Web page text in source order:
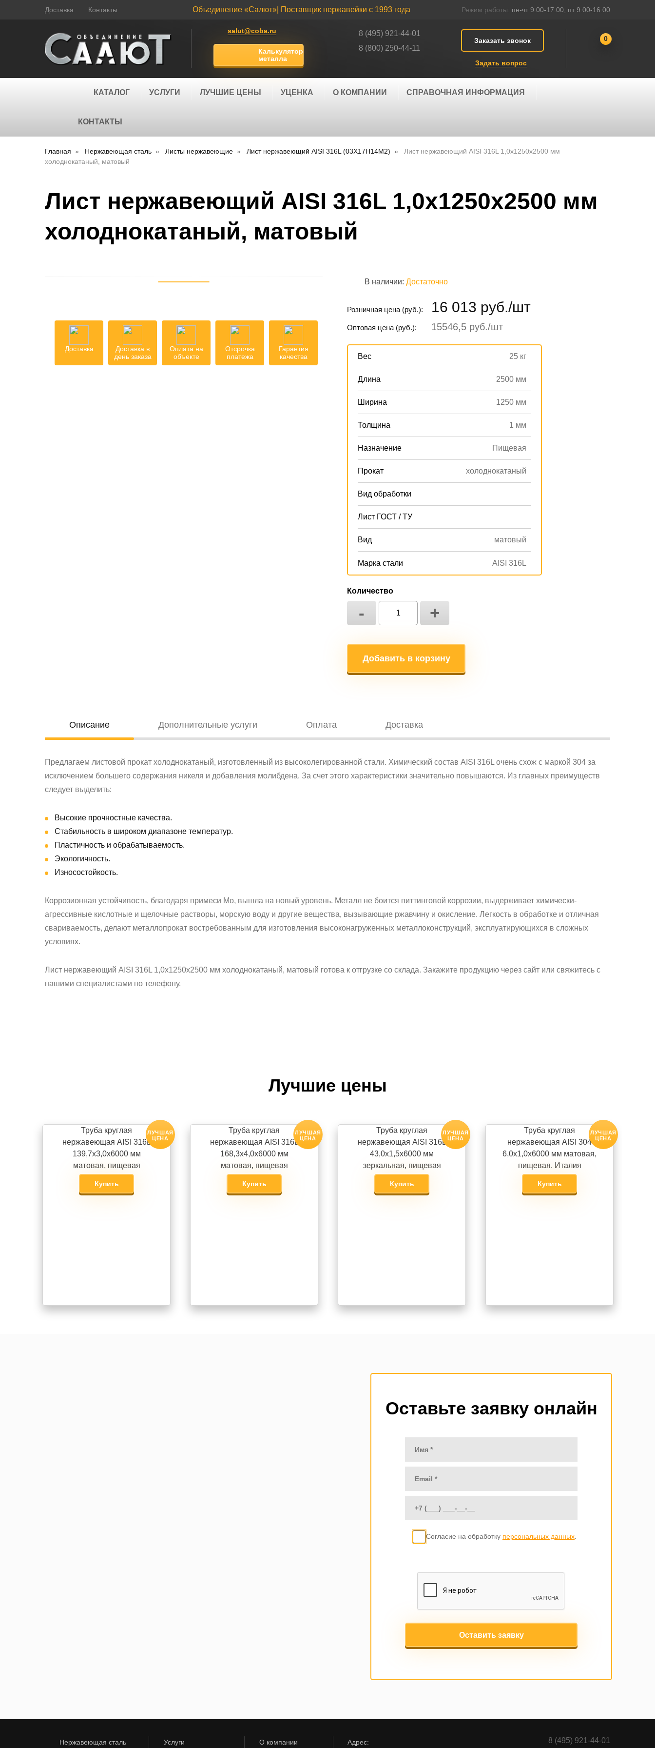
Доставка Контакты Объединение «Салют»| Поставщик нержавейки с 1993 года Режим работы: пн-чт 9:00-17:00, пт 9:00-16:00
salut@coba.ru
Калькулятор
металла
8 (495) 921-44-01
8 (800) 250-44-11
Заказать звонок
Задать вопрос
0
КАТАЛОГ УСЛУГИ ЛУЧШИЕ ЦЕНЫ УЦЕНКА О КОМПАНИИ СПРАВОЧНАЯ ИНФОРМАЦИЯ
КОНТАКТЫ
Главная Нержавеющая сталь Листы нержавеющие Лист нержавеющий AISI 316L (03Х17Н14М2)
Лист нержавеющий AISI 316L 1,0х1250х2500 мм
холоднокатаный, матовый
Лист нержавеющий AISI 316L 1,0х1250х2500 мм
холоднокатаный, матовый
Доставка
Доставка в
день заказа
Оплата на
объекте
Отсрочка
платежа
Гарантия
качества
В наличии: Достаточно
Розничная цена (руб.): 16 013 руб./шт
Оптовая цена (руб.): 15546,5 руб./шт
Вес 25 кг
Длина 2500 мм
Ширина 1250 мм
Толщина 1 мм
Назначение Пищевая
Прокат холоднокатаный
Вид обработки
Лист ГОСТ / ТУ
Вид матовый
Марка стали AISI 316L
Количество
- +
Добавить в корзину
Oписание Дополнительные услуги Оплата Доставка
Предлагаем листовой прокат холоднокатаный, изготовленный из высоколегированной стали. Химический состав AISI 316L очень схож с маркой 304 за
исключением большего содержания никеля и добавления молибдена. За счет этого характеристики значительно повышаются. Из главных преимуществ
следует выделить:
Высокие прочностные качества.
Стабильность в широком диапазоне температур.
Пластичность и обрабатываемость.
Экологичность.
Износостойкость.
Коррозионная устойчивость, благодаря примеси Mo, вышла на новый уровень. Металл не боится питтинговой коррозии, выдерживает химически-
агрессивные кислотные и щелочные растворы, морскую воду и другие вещества, вызывающие ржавчину и окисление. Легкость в обработке и отличная
свариваемость, делают металлопрокат востребованным для изготовления высоконагруженных металлоконструкций, эксплуатирующихся в сложных
условиях.
Лист нержавеющий AISI 316L 1,0х1250х2500 мм холоднокатаный, матовый готова к отгрузке со склада. Закажите продукцию через сайт или свяжитесь с
нашими специалистами по телефону.
Лучшие цены
Труба круглая
нержавеющая AISI 316L
139,7х3,0х6000 мм
матовая, пищевая
Купить
ЛУЧШАЯ
ЦЕНА
Труба круглая
нержавеющая AISI 316L
168,3х4,0х6000 мм
матовая, пищевая
Купить
ЛУЧШАЯ
ЦЕНА
Труба круглая
нержавеющая AISI 316L
43,0х1,5х6000 мм
зеркальная, пищевая
Купить
ЛУЧШАЯ
ЦЕНА
Труба круглая
нержавеющая AISI 304
6,0х1,0х6000 мм матовая,
пищевая. Италия
Купить
ЛУЧШАЯ
ЦЕНА
Оставьте заявку онлайн
Согласие на обработку персональных данных.
Оставить заявку
Нержавеющая сталь Услуги О компании Адрес: 8 (495) 921-44-01